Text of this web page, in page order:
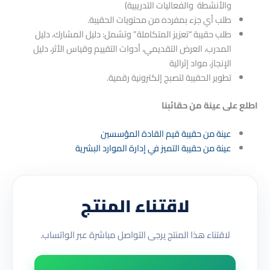
والأنشطة والفعاليات التدريبية)
طلب أي جزء بمفرده من محتويات الحقيبة.
طلب حقيبة “تعزيز المتكاملة” وتشمل: دليل المشارك، دليل
المدرب، العرض التقديمي، أدوات التقييم وقياس الأثر، دليل
الإنجاز، مواد إثرائية
تطوير الحقيبة لتصبج إلكترونية رقمية.
اطلع على عينة من حقائبنا
عينة من حقيبة قيم القادة المؤسسين
عينة من حقيبة التميز في إدارة الموارد البشرية
لاقتناء المنتج
لاقتناء هذا المنتج يرجى التواصل مباشرة عبر الواتساب.